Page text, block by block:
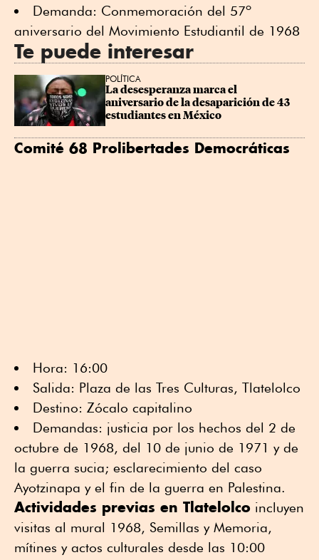
Demanda: Conmemoración del 57º
aniversario del Movimiento Estudiantil de 1968
Te puede interesar
POLÍTICA
La desesperanza marca el
aniversario de la desaparición de 43
estudiantes en México
Comité 68 Prolibertades Democráticas
Hora: 16:00
Salida: Plaza de las Tres Culturas, Tlatelolco
Destino: Zócalo capitalino
Demandas: justicia por los hechos del 2 de
octubre de 1968, del 10 de junio de 1971 y de
la guerra sucia; esclarecimiento del caso
Ayotzinapa y el fin de la guerra en Palestina.
Actividades previas en Tlatelolco incluyen
visitas al mural 1968, Semillas y Memoria,
mítines y actos culturales desde las 10:00